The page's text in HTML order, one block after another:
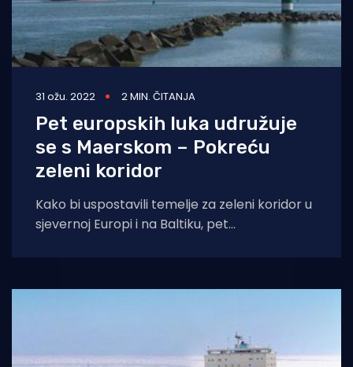
31 ožu. 2022 2 MIN. ČITANJA
Pet europskih luka udružuje
se s Maerskom – Pokreću
zeleni koridor
Kako bi uspostavili temelje za zeleni koridor u
sjevernoj Europi i na Baltiku, pet
partnerstvo